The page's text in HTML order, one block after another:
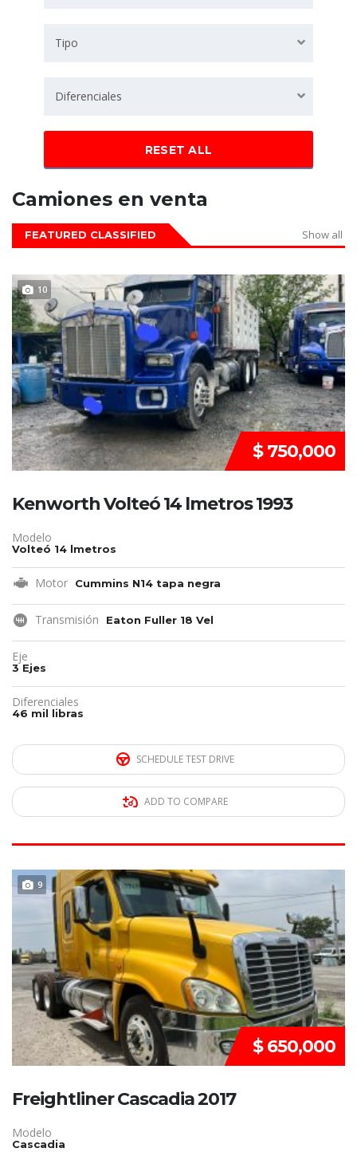
Tipo
Diferenciales
RESET ALL
Camiones en venta
FEATURED CLASSIFIED Show all
10 DISPONIBLE
$ 750,000
Kenworth Volteó 14 lmetros 1993
Modelo
Volteó 14 lmetros
Motor Cummins N14 tapa negra
Transmisión Eaton Fuller 18 Vel
Eje
3 Ejes
Diferenciales
46 mil libras
SCHEDULE TEST DRIVE
ADD TO COMPARE
9 DISPONIBLE
$ 650,000
Freightliner Cascadia 2017
Modelo
Cascadia